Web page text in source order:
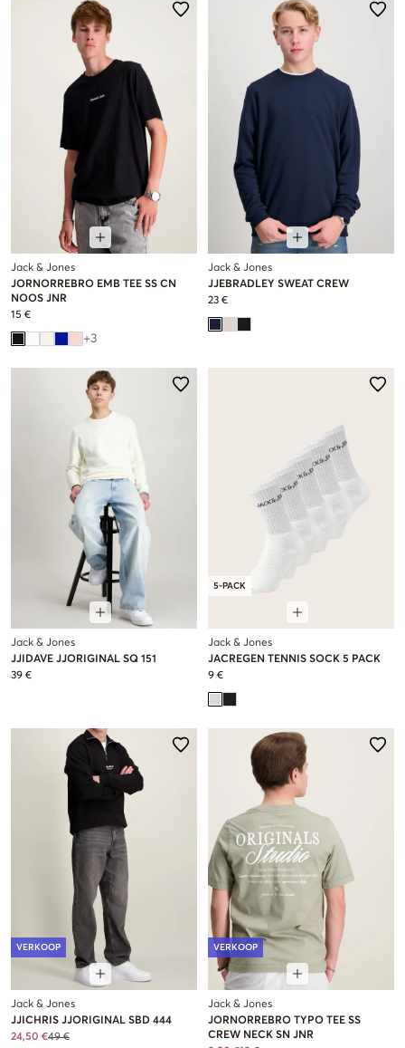
Jack & Jones
JORNORREBRO EMB TEE SS CN
NOOS JNR
15 €
+3
Jack & Jones
JJEBRADLEY SWEAT CREW
23 €
Jack & Jones
JJIDAVE JJORIGINAL SQ 151
39 €
5-PACK
Jack & Jones
JACREGEN TENNIS SOCK 5 PACK
9 €
VERKOOP
Jack & Jones
JJICHRIS JJORIGINAL SBD 444
24,50 €49 €
VERKOOP
Jack & Jones
JORNORREBRO TYPO TEE SS
CREW NECK SN JNR